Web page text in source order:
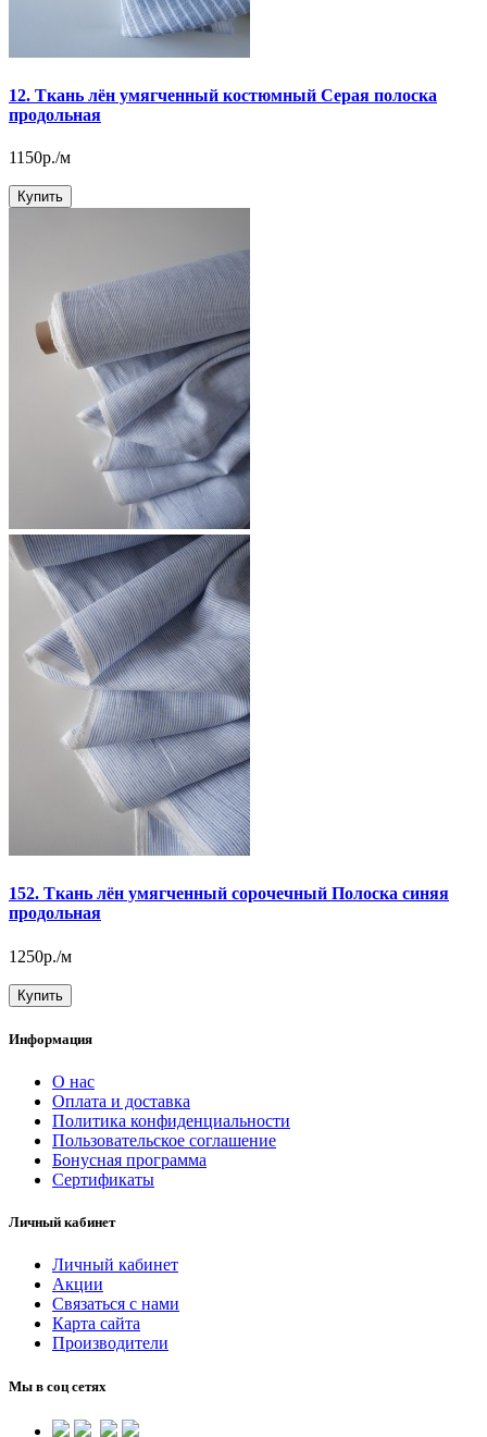
12. Ткань лён умягченный костюмный Серая полоска
продольная
1150р./м
Купить
152. Ткань лён умягченный сорочечный Полоска синяя
продольная
1250р./м
Купить
Информация
О нас
Оплата и доставка
Политика конфиденциальности
Пользовательское соглашение
Бонусная программа
Сертификаты
Личный кабинет
Личный кабинет
Акции
Связаться с нами
Карта сайта
Производители
Мы в соц сетях